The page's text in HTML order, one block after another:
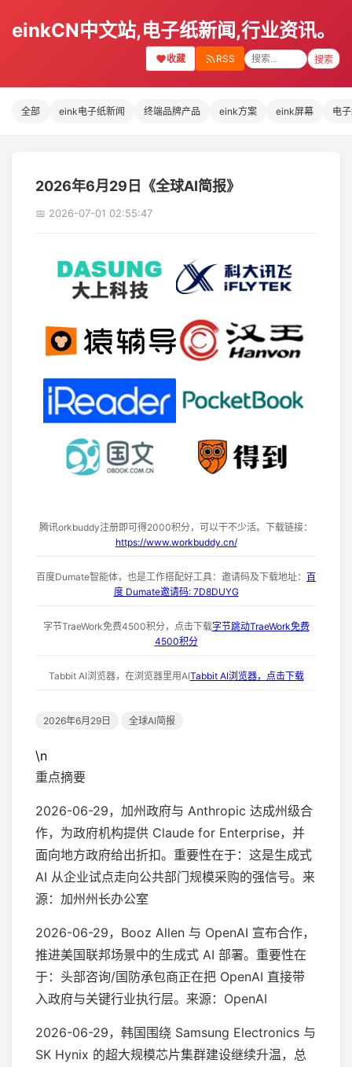
einkCN中文站,电子纸新闻,行业资讯。
收藏 RSS 搜索
全部 eink电子纸新闻 终端品牌产品 eink方案 eink屏幕 电
2026年6月29日《全球AI简报》
📅 2026-07-01 02:55:47
腾讯orkbuddy注册即可得2000积分，可以干不少活。下载链接：
https://www.workbuddy.cn/
百度Dumate智能体，也是工作搭配好工具：邀请码及下载地址： 百
度 Dumate邀请码: 7D8DUYG
字节TraeWork免费4500积分，点击下载字节跳动TraeWork免费
4500积分
Tabbit AI浏览器，在浏览器里用AITabbit AI浏览器，点击下载
2026年6月29日 全球AI简报
\n
重点摘要
2026-06-29，加州政府与 Anthropic 达成州级合
作，为政府机构提供 Claude for Enterprise，并
面向地方政府给出折扣。重要性在于：这是生成式
AI 从企业试点走向公共部门规模采购的强信号。来
源：加州州长办公室
2026-06-29，Booz Allen 与 OpenAI 宣布合作，
推进美国联邦场景中的生成式 AI 部署。重要性在
于：头部咨询/国防承包商正在把 OpenAI 直接带
入政府与关键行业执行层。来源：OpenAI
2026-06-29，韩国围绕 Samsung Electronics 与
SK Hynix 的超大规模芯片集群建设继续升温，总